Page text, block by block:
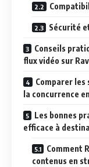
Sécurité
Conseils
flux vidéo sur
Comparer les
la concurrence
Les bonnes
efficace à
Comment
contenus en